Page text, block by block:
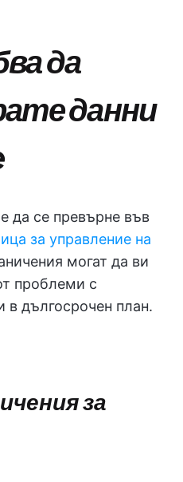
да
данни
да се превърне във
за управление на
могат да ви
проблеми с
в дългосрочен план.
за